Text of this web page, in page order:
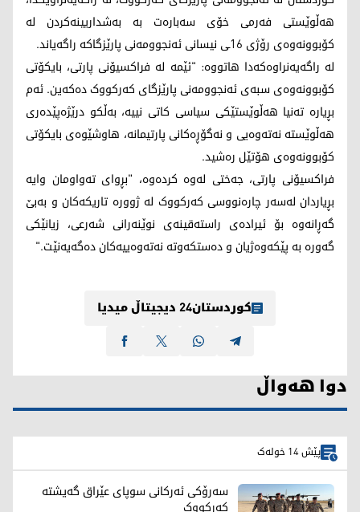
هەڵوێستی فەرمی خۆی سەبارەت بە بەشداریینەکردن لە
کۆبوونەوەی رۆژی 16ـی نیسانی ئەنجوومەنی پارێزگاکە راگەیاند.
لە راگەیەنراوەکەدا هاتووە: "ئێمە لە فراکسیۆنی پارتی، بایکۆتی
کۆبوونەوەی سبەی ئەنجوومەنی پارێزگای کەرکووک دەکەین. ئەم
بڕیارە تەنیا هەڵوێستێکی سیاسی کاتی نییە، بەڵکو درێژەپێدەری
هەڵوێستە نەتەوەیی و نەگۆڕەکانی پارتیمانە، هاوشێوەی بایکۆتی
کۆبوونەوەی هۆتێل رەشید.
فراکسیۆنی پارتی، جەختی لەوە کردەوە، "بڕوای تەواومان وایە
بڕیاردان لەسەر چارەنووسی کەرکووک لە ژوورە تاریکەکان و بەبێ
گەڕانەوە بۆ ئیرادەی راستەقینەی نوێنەرانی شەرعی، زیانێکی
گەورە بە پێکەوەژیان و دەستکەوتە نەتەوەییەکان دەگەیەنێت."
کوردستان24 دیجیتاڵ میدیا
دوا هەواڵ
پێش 14 خولەک
سەرۆکی ئەرکانی سوپای عێراق گەیشتە
کەرکووک